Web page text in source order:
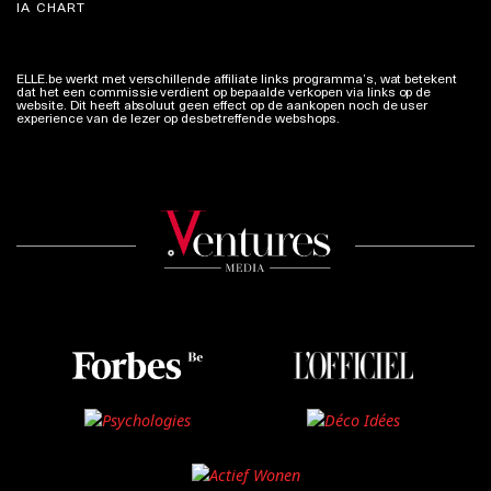
IA CHART
ELLE.be werkt met verschillende affiliate links programma’s, wat betekent
dat het een commissie verdient op bepaalde verkopen via links op de
website. Dit heeft absoluut geen effect op de aankopen noch de user
experience van de lezer op desbetreffende webshops.